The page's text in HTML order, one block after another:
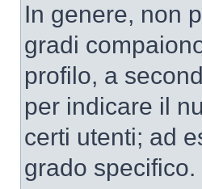
In genere, non
gradi
profilo, a
per indicare il
certi utenti; ad
grado